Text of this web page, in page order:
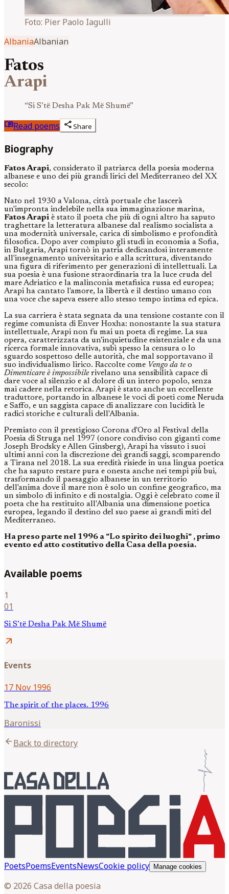
Foto: Pier Paolo Iagulli
AlbaniaAlbanian
Fatos
Arapi
“Si S’të Desha Pak Më Shumë”
menu_bookRead poems shareShare
Biography
Fatos Arapi, considerato il patriarca della poesia moderna
albanese e uno dei più grandi lirici del Mediterraneo del XX
secolo:
Nato nel 1930 a Valona, città portuale che lascerà
un'impronta indelebile nella sua immaginazione marina,
Fatos Arapi è stato il poeta che più di ogni altro ha saputo
traghettare la letteratura albanese dal realismo socialista a
una modernità universale, carica di simbolismo e profondità
filosofica. Dopo aver compiuto gli studi in economia a Sofia,
in Bulgaria, Arapi tornò in patria dedicandosi interamente
all'insegnamento universitario e alla scrittura, diventando
una figura di riferimento per generazioni di intellettuali. La
sua poesia è una fusione straordinaria tra la luce cruda del
mare Adriatico e la malinconia metafisica russa ed europea;
Arapi ha cantato l'amore, la libertà e il destino umano con
una voce che sapeva essere allo stesso tempo intima ed epica.
La sua carriera è stata segnata da una tensione costante con il
regime comunista di Enver Hoxha: nonostante la sua statura
intellettuale, Arapi non fu mai un poeta di regime. La sua
opera, caratterizzata da un'inquietudine esistenziale e da una
ricerca formale innovativa, subì spesso la censura o lo
sguardo sospettoso delle autorità, che mal sopportavano il
suo individualismo lirico. Raccolte come Vengo da teo
Dimenticare è impossibilerivelano una sensibilità capace di
dare voce al silenzio e al dolore di un intero popolo, senza
mai cadere nella retorica. Arapi è stato anche un eccellente
traduttore, portando in albanese le voci di poeti come Neruda
e Saffo, e un saggista capace di analizzare con lucidità le
radici storiche e culturali dell'Albania.
Premiato con il prestigioso Corona d'Oro al Festival della
Poesia di Struga nel 1997 (onore condiviso con giganti come
Joseph Brodsky e Allen Ginsberg), Arapi ha vissuto i suoi
ultimi anni con la discrezione dei grandi saggi, scomparendo
a Tirana nel 2018. La sua eredità risiede in una lingua poetica
che ha saputo restare pura e onesta anche nei tempi più bui,
trasformando il paesaggio albanese in un territorio
dell'anima dove il mare non è solo un confine geografico, ma
un simbolo di infinito e di nostalgia. Oggi è celebrato come il
poeta che ha restituito all'Albania una dimensione poetica
europea, legando il destino del suo paese ai grandi miti del
Mediterraneo.
Ha preso parte nel 1996 a "Lo spirito dei luoghi" , primo
evento ed atto costitutivo della Casa della poesia.
Available poems
1
01
Si S’të Desha Pak Më Shumë
arrow_outward
Events
17 Nov 1996
The spirit of the places. 1996
Baronissi
arrow_backBack to directory
PoetsPoemsEventsNewsCookie policy Manage cookies
© 2026 Casa della poesia